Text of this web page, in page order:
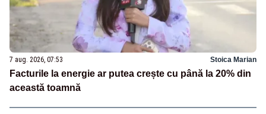
7 aug. 2026, 07:53 Stoica Marian
Facturile la energie ar putea crește cu până la 20% din
această toamnă